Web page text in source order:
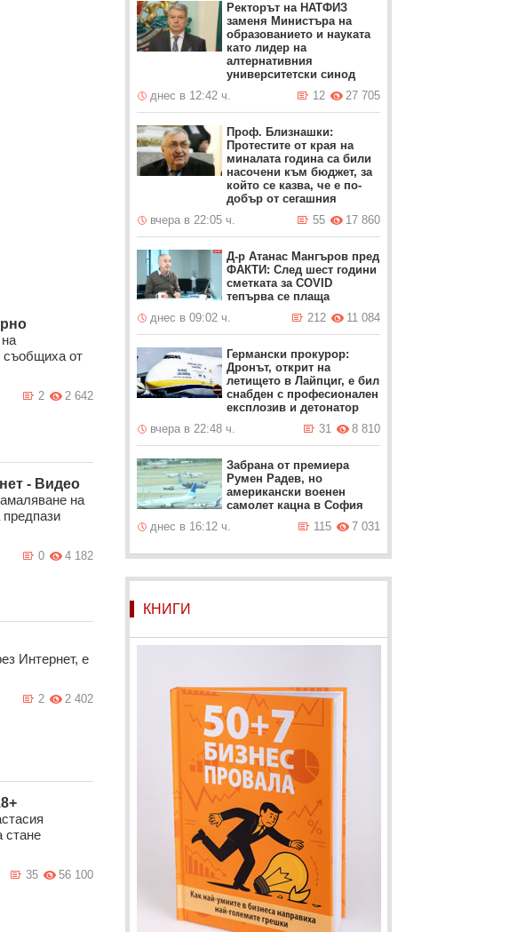
съобщиха от
2 642
2
- Видео
на
4 182
0
Интернет, е
2 402
2
стане
56 100
35
Ректорът на НАТФИЗ
заменя Министъра на
образованието и науката
като лидер на
алтернативния
университетски синод
днес в 12:42 ч.
27 705
12
Проф. Близнашки:
Протестите от края на
миналата година са били
насочени към бюджет, за
който се казва, че е по-
добър от сегашния
вчера в 22:05 ч.
17 860
55
Д-р Атанас Мангъров пред
ФАКТИ: След шест години
сметката за COVID
тепърва се плаща
днес в 09:02 ч.
11 084
212
Германски прокурор:
Дронът, открит на
летището в Лайпциг, е бил
снабден с професионален
експлозив и детонатор
вчера в 22:48 ч.
8 810
31
Забрана от премиера
Румен Радев, но
американски военен
самолет кацна в София
днес в 16:12 ч.
7 031
115
КНИГИ